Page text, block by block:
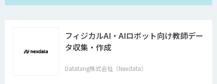
フィジカルAI・AIロボット向け教師デー
タ収集・作成
Datatang株式会社（Nexdata）